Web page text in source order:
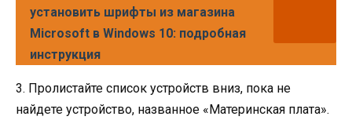
установить шрифты из магазина
Microsoft в Windows 10: подробная
инструкция
3. Пролистайте список устройств вниз, пока не
найдете устройство, названное «Материнская плата».